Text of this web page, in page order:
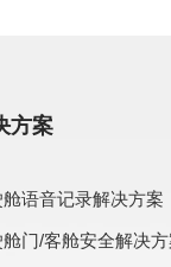
方案
语音记录解决方案
门/客舱安全解决方